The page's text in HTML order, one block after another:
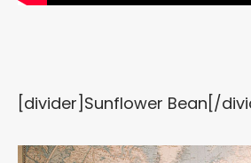
[divider]Sunflower Bean[/